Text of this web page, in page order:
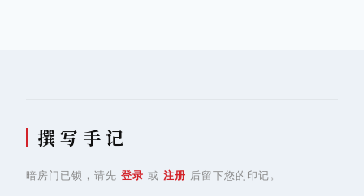
撰 写 手 记
暗房门已锁，请先 登录 或 注册 后留下您的印记。